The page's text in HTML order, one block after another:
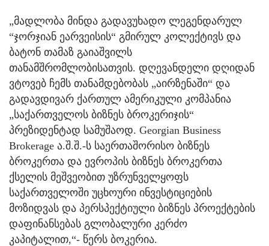
„მადლობა მინდა გადავუხადო ლეგენდარულ
“ჯორჯიან ეარვეისის“ გმირულ კოლექტივს და
ბატონ თამაზ გაიაშვილს
თანამშრომლობისათვის. დღევანდელი დღიდან
ვტოვებ ჩემს თანამდებობას „აირზენაში“ და
გადავდივარ ქართულ ამერიკული კომპანია
„საქართველოს ბიზნეს ბროკერიჯის“
პრეზიდენტად სამუშაოდ. Georgian Business
Brokerage ა.შ.შ.-ს საერთაშორისო ბიზნეს
ბროკერთა და ევროპის ბიზნეს ბროკერთა
ქსელის მეშვეობით უზრუნველყოფს
საქართველოში უცხოური ინვესტიციების
მოზიდვას და პერსპექტიული ბიზნეს პროექტების
დაფინანსებას გლობალური კერძო
კაპიტალით,“- წერს ბოკერია.